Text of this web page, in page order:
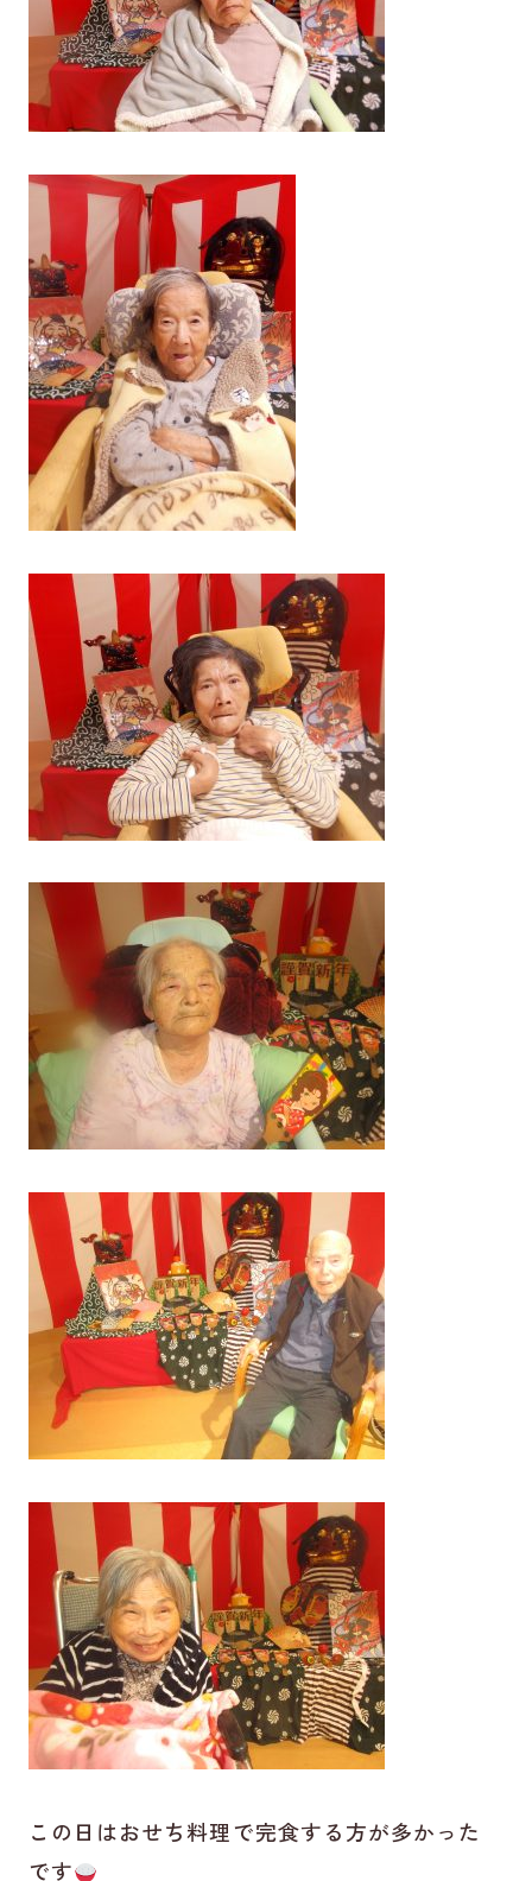
この日はおせち料理で完食する方が多かった
です